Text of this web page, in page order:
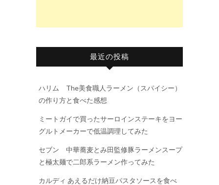
最近の投稿
ハリム The美食職人ラーメン（スパイシー）
の作り方と食べた感想
ミートガイで買ったサーロインステーキをヨー
グルトメーカーで低温調理してみた
セブン 中華蕎麦とみ田監修豚ラーメンスープ
と極太麺で二郎系ラーメン作ってみた
カルディ あえるだけ納豆パスタソースを食べ